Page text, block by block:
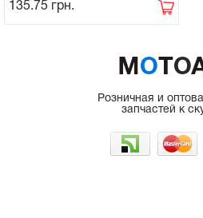
135.75 грн.
Розничная и
запчастей к